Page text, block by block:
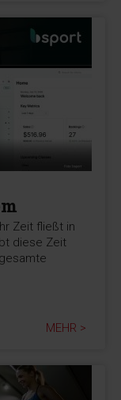
Zeit fließt in
diese Zeit
MEHR >